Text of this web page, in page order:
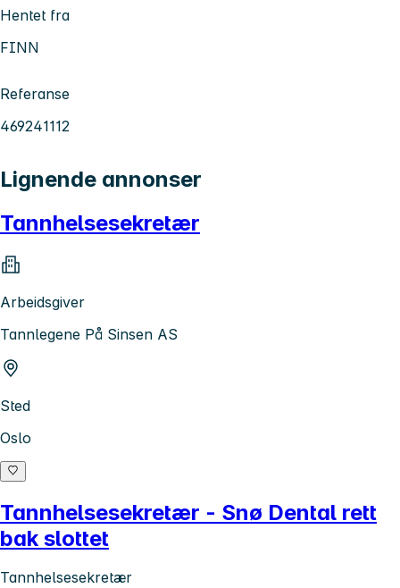
Hentet fra
FINN
Referanse
469241112
Lignende annonser
Tannhelsesekretær
Arbeidsgiver
Tannlegene På Sinsen AS
Sted
Oslo
Tannhelsesekretær - Snø Dental rett
bak slottet
Tannhelsesekretær